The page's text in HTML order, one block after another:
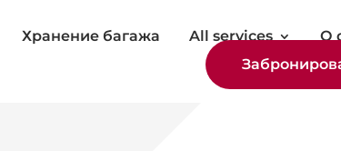
Хранение багажа All services О